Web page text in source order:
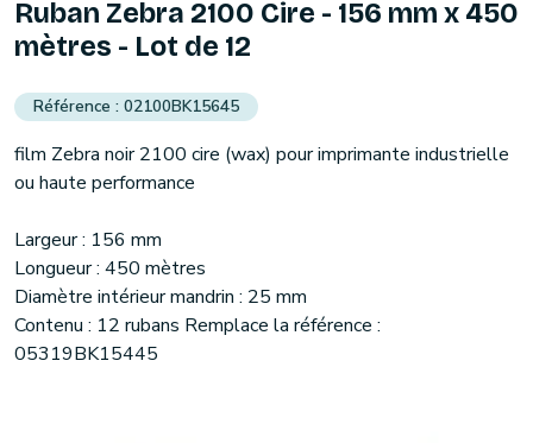
Ruban Zebra 2100 Cire - 156 mm x 450
mètres - Lot de 12
02100BK15645
film Zebra noir 2100 cire (wax) pour imprimante industrielle
ou haute performance
Largeur : 156 mm
Longueur : 450 mètres
Diamètre intérieur mandrin : 25 mm
Contenu : 12 rubans Remplace la référence :
05319BK15445